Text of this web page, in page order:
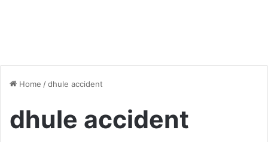
Home /dhule accident
dhule accident